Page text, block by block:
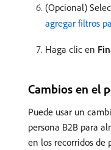
(Opcional)
agregar filtros
Haga clic en
Cambios en el
Puede usar un
persona B2B para
en los recorridos de